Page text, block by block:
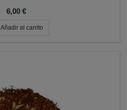
Precio
6,00 €
Añadir al carrito